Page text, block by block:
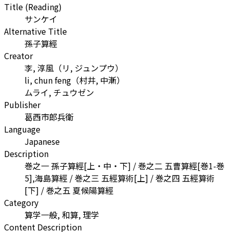
Title (Reading)
サンケイ
Alternative Title
孫子算經
Creator
李, 淳風 （リ, ジュンプウ）
li, chun feng （村井, 中漸）
ムライ, チュウゼン
Publisher
葛西市郎兵衛
Language
Japanese
Description
巻之一 孫子算經[上・中・下] / 巻之二 五曹算經[巻1-巻
5],海島算經 / 巻之三 五經算術[上] / 巻之四 五經算術
[下] / 巻之五 夏候陽算經
Category
算学一般, 和算, 理学
Content Description